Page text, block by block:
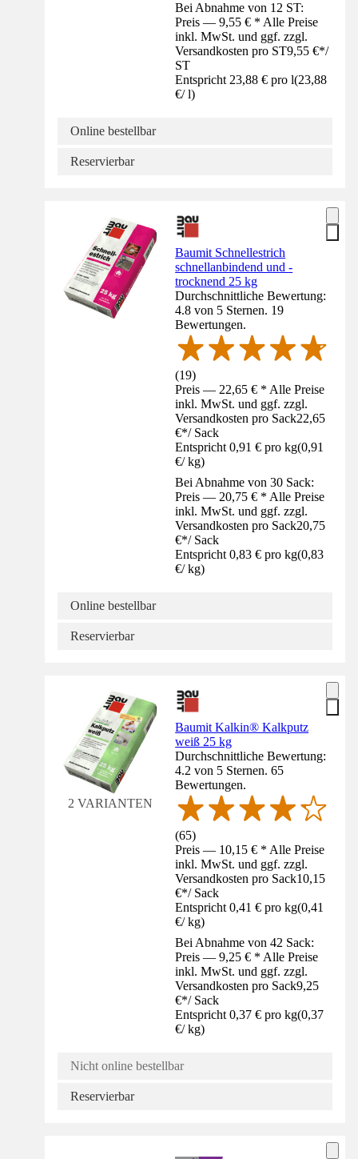
Bei Abnahme von 12 ST:
Preis — 9,55 € * Alle Preise
inkl. MwSt. und ggf. zzgl.
Versandkosten pro ST9,55 €*/
ST
Entspricht 23,88 € pro l(23,88
€/ l)
Online bestellbar
Reservierbar
Baumit Schnellestrich
schnellanbindend und -
trocknend 25 kg
Durchschnittliche Bewertung:
4.8 von 5 Sternen. 19
Bewertungen.
(19)
Preis — 22,65 € * Alle Preise
inkl. MwSt. und ggf. zzgl.
Versandkosten pro Sack22,65
€*/ Sack
Entspricht 0,91 € pro kg(0,91
€/ kg)
Bei Abnahme von 30 Sack:
Preis — 20,75 € * Alle Preise
inkl. MwSt. und ggf. zzgl.
Versandkosten pro Sack20,75
€*/ Sack
Entspricht 0,83 € pro kg(0,83
€/ kg)
Online bestellbar
Reservierbar
2 VARIANTEN
Baumit Kalkin® Kalkputz
weiß 25 kg
Durchschnittliche Bewertung:
4.2 von 5 Sternen. 65
Bewertungen.
(65)
Preis — 10,15 € * Alle Preise
inkl. MwSt. und ggf. zzgl.
Versandkosten pro Sack10,15
€*/ Sack
Entspricht 0,41 € pro kg(0,41
€/ kg)
Bei Abnahme von 42 Sack:
Preis — 9,25 € * Alle Preise
inkl. MwSt. und ggf. zzgl.
Versandkosten pro Sack9,25
€*/ Sack
Entspricht 0,37 € pro kg(0,37
€/ kg)
Nicht online bestellbar
Reservierbar